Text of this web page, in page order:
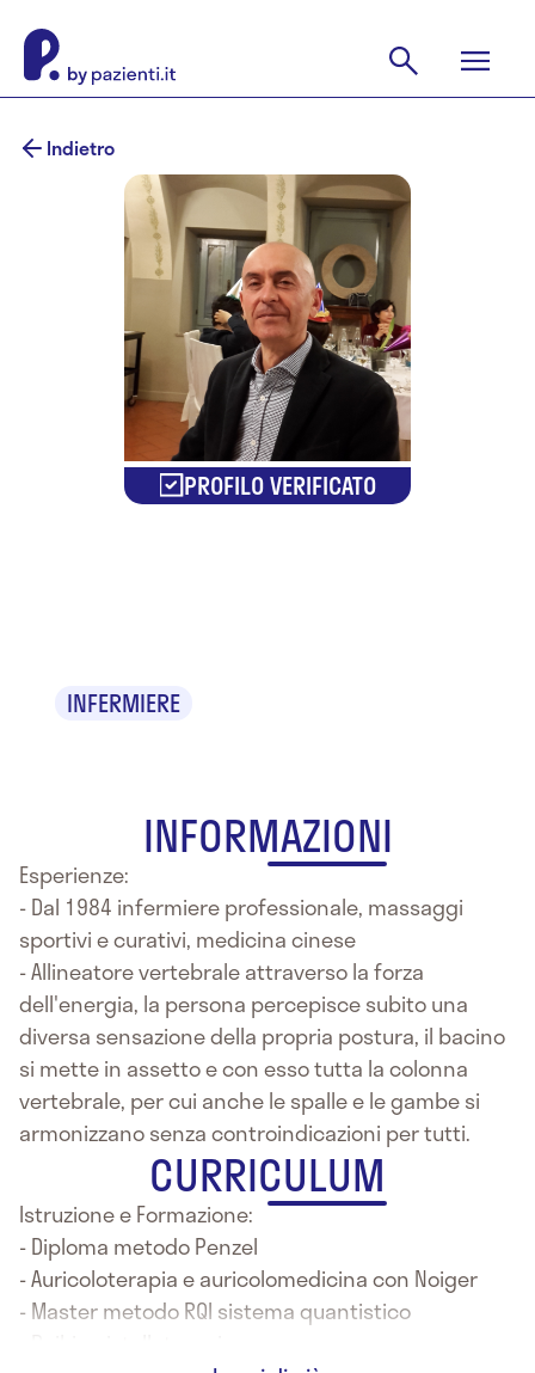
Indietro
PROFILO VERIFICATO
INFERMIERE
INFORMAZIONI
Esperienze:
- Dal 1984 infermiere professionale, massaggi
sportivi e curativi, medicina cinese
- Allineatore vertebrale attraverso la forza
dell'energia, la persona percepisce subito una
diversa sensazione della propria postura, il bacino
si mette in assetto e con esso tutta la colonna
vertebrale, per cui anche le spalle e le gambe si
armonizzano senza controindicazioni per tutti.
CURRICULUM
Istruzione e Formazione:
- Diploma metodo Penzel
- Auricoloterapia e auricolomedicina con Noiger
- Master metodo RQI sistema quantistico